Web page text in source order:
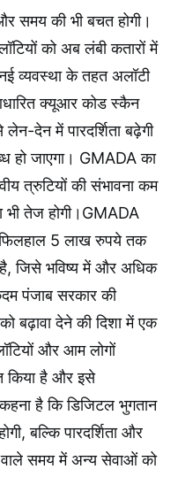
समय की भी बचत होगी।
को अब लंबी कतारों में
व्यवस्था के तहत अलॉटी
क्यूआर कोड स्कैन
देन में पारदर्शिता बढ़ेगी
हो जाएगा। GMADA का
त्रुटियों की संभावना कम
भी तेज होगी।GMADA
फिलहाल 5 लाख रुपये तक
जिसे भविष्य में और अधिक
पंजाब सरकार की
बढ़ावा देने की दिशा में एक
और आम लोगों
किया है और इसे
है कि डिजिटल भुगतान
बल्कि पारदर्शिता और
समय में अन्य सेवाओं को